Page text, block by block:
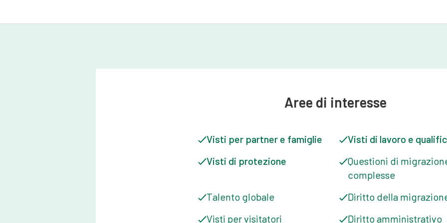
sostenere i clienti non solo nei centri commerciali metropolitani, ma in tutta
l'economia australiana, dove l'immigrazione continua a svolgere un ruoloAree di interesse
Visti per partner e famiglie
Visti di lavoro e
Visti di protezione
Questioni di
complesse
Talento globale
Diritto della
Visti per visitatori
Diritto amministrativo